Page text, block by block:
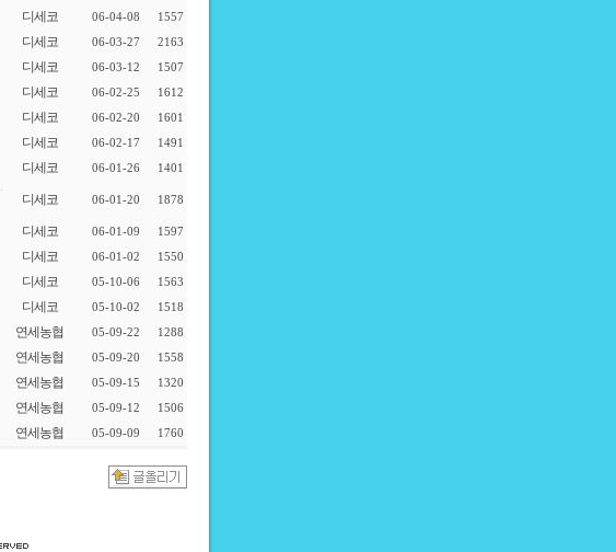
디세코 06-04-08 1557
디세코 06-03-27 2163
디세코 06-03-12 1507
디세코 06-02-25 1612
디세코 06-02-20 1601
디세코 06-02-17 1491
디세코 06-01-26 1401
디세코 06-01-20 1878
디세코 06-01-09 1597
디세코 06-01-02 1550
디세코 05-10-06 1563
디세코 05-10-02 1518
연세농협 05-09-22 1288
연세농협 05-09-20 1558
연세농협 05-09-15 1320
연세농협 05-09-12 1506
연세농협 05-09-09 1760